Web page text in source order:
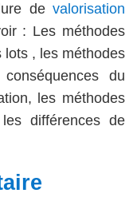
de valorisation
: Les méthodes
lots , les méthodes
du
les méthodes
différences de